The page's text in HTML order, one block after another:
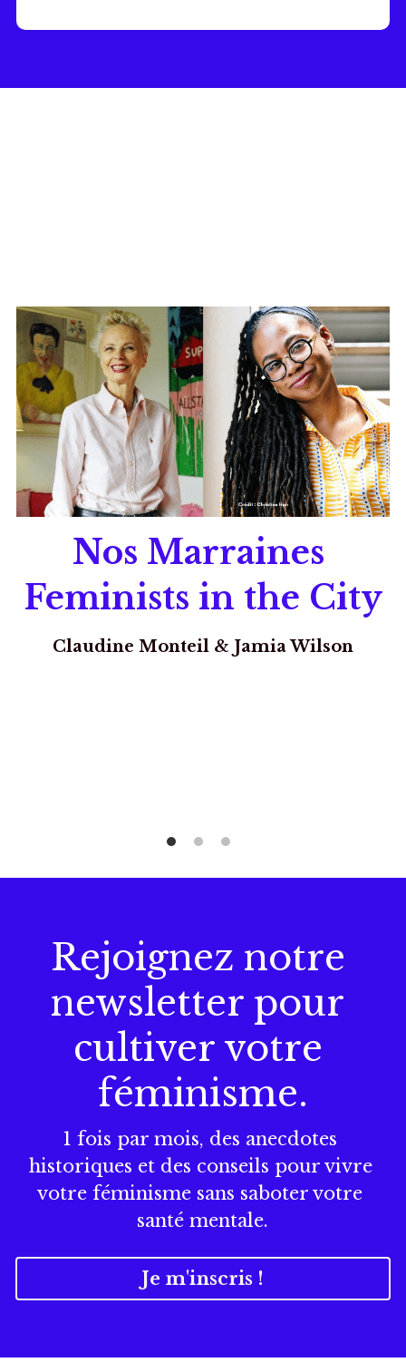
Nos Marraines
Feminists in the City
Claudine Monteil & Jamia Wilson
Rejoignez notre
newsletter pour
cultiver votre
féminisme.
1 fois par mois, des anecdotes
historiques et des conseils pour vivre
votre féminisme sans saboter votre
santé mentale.
Je m'inscris !